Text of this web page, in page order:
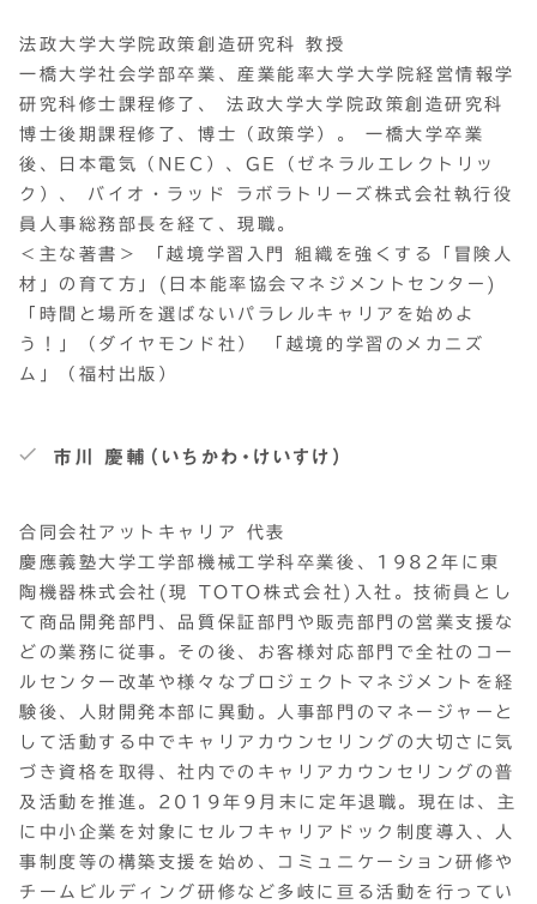
法政大学大学院政策創造研究科 教授
一橋大学社会学部卒業、産業能率大学大学院経営情報学
研究科修士課程修了、 法政大学大学院政策創造研究科
博士後期課程修了、博士（政策学）。 一橋大学卒業
後、日本電気（NEC）、GE（ゼネラルエレクトリッ
ク）、 バイオ・ラッド ラボラトリーズ株式会社執行役
員人事総務部長を経て、現職。
＜主な著書＞ 「越境学習入門 組織を強くする「冒険人
材」の育て方」(日本能率協会マネジメントセンター)
「時間と場所を選ばないパラレルキャリアを始めよ
う！」（ダイヤモンド社） 「越境的学習のメカニズ
ム」（福村出版）
市川 慶輔（いちかわ・けいすけ）
合同会社アットキャリア 代表
慶應義塾大学工学部機械工学科卒業後、1982年に東
陶機器株式会社(現 TOTO株式会社)入社。技術員とし
て商品開発部門、品質保証部門や販売部門の営業支援な
どの業務に従事。その後、お客様対応部門で全社のコー
ルセンター改革や様々なプロジェクトマネジメントを経
験後、人財開発本部に異動。人事部門のマネージャーと
して活動する中でキャリアカウンセリングの大切さに気
づき資格を取得、社内でのキャリアカウンセリングの普
及活動を推進。2019年9月末に定年退職。現在は、主
に中小企業を対象にセルフキャリアドック制度導入、人
事制度等の構築支援を始め、コミュニケーション研修や
チームビルディング研修など多岐に亘る活動を行ってい